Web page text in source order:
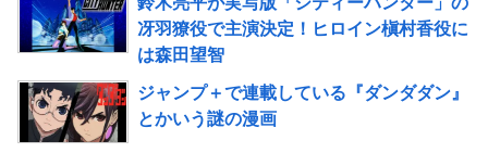
冴羽獠役で主演決定！ヒロイン槇村香役に
は森田望智
ジャンプ＋で連載している『ダンダダン』
とかいう謎の漫画